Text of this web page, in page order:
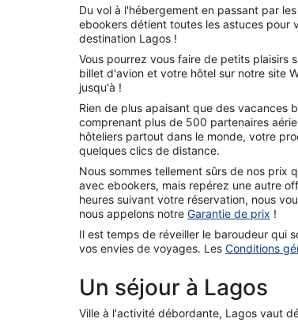
Du vol à l'hébergement en passant par
ebookers détient toutes les astuces pour
destination Lagos !
Vous pourrez vous faire de petits plaisirs
billet d'avion et votre hôtel sur notre site
jusqu'à !
Rien de plus apaisant que des vacances
comprenant plus de 500 partenaires
hôteliers partout dans le monde, votre
quelques clics de distance.
Nous sommes tellement sûrs de nos prix
avec ebookers, mais repérez une autre
heures suivant votre réservation, nous
nous appelons notre Garantie de prix !
Il est temps de réveiller le baroudeur qui
vos envies de voyages. Les Conditions
Un séjour à Lagos
Ville à l'activité débordante, Lagos vaut